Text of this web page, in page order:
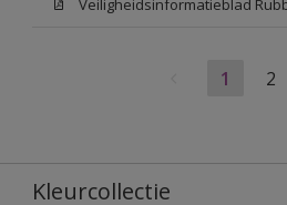
1 2
Kleurcollectie